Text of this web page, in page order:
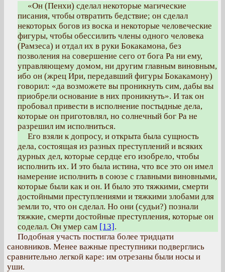
«Он (Пенхи) сделал некоторые магические
писания, чтобы отвратить бедствие; он сделал
некоторых богов из воска и некоторые человеческие
фигуры, чтобы обессилить члены одного человека
(Рамзеса) и отдал их в руки Бокакамона, без
позволения на совершение сего от бога Ра ни ему,
управляющему домом, ни другим главным виновным,
ибо он (жрец Ири, передавший фигуры Бокакамону)
говорил: «да возможете вы проникнуть сим, дабы вы
приобрели основание в них проникнуть». И так он
пробовал привести в исполнение постыдные дела,
которые он приготовлял, но солнечный бог Ра не
разрешил им исполниться.
Его взяли к допросу, и открыта была сущность
дела, состоящая из разных преступлений и всяких
дурных дел, которые сердце его изобрело, чтобы
исполнить их. И это была истина, что все это он имел
намерение исполнить в союзе с главными виновными,
которые были как и он. И было это тяжкими, смерти
достойными преступлениями и тяжкими злобами для
земли то, что он сделал. Но они (судьи?) познали
тяжкие, смерти достойные преступления, которые он
соделал. Он умер сам [13].
Подобная участь постигла более тридцати
сановников. Менее важные преступники подверглись
сравнительно легкой каре: им отрезаны были носы и
уши.